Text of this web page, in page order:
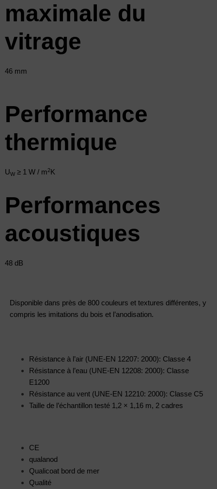
maximale du
vitrage
46 mm
Performance
thermique
UW ≥ 1 W / m2K
Performances
acoustiques
48 dB
Disponible dans près de 800 couleurs et textures différentes, y
compris les imitations du bois et l’anodisation.
Résistance à l’air (UNE-EN 12207: 2000): Classe 4
Résistance à l’eau (UNE-EN 12208: 2000): Classe
E1200
Résistance au vent (UNE-EN 12210: 2000): Classe C5
Taille de l’échantillon testé 1,2 × 1,16 m, 2 cadres
CE
qualanod
Qualicoat bord de mer
Qualité